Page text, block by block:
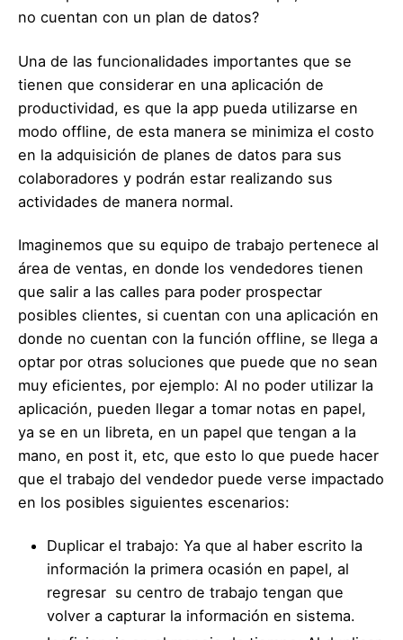
no cuentan con un plan de datos?
Una de las funcionalidades importantes que se
tienen que considerar en una aplicación de
productividad, es que la app pueda utilizarse en
modo offline, de esta manera se minimiza el costo
en la adquisición de planes de datos para sus
colaboradores y podrán estar realizando sus
actividades de manera normal.
Imaginemos que su equipo de trabajo pertenece al
área de ventas, en donde los vendedores tienen
que salir a las calles para poder prospectar
posibles clientes, si cuentan con una aplicación en
donde no cuentan con la función offline, se llega a
optar por otras soluciones que puede que no sean
muy eficientes, por ejemplo: Al no poder utilizar la
aplicación, pueden llegar a tomar notas en papel,
ya se en un libreta, en un papel que tengan a la
mano, en post it, etc, que esto lo que puede hacer
que el trabajo del vendedor puede verse impactado
en los posibles siguientes escenarios:
Duplicar el trabajo: Ya que al haber escrito la
información la primera ocasión en papel, al
regresar su centro de trabajo tengan que
volver a capturar la información en sistema.